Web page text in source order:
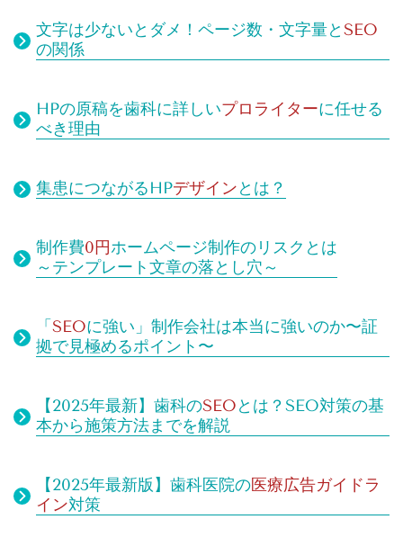
文字は少ないとダメ！ ページ数・文字量とSEO
の関係
HPの原稿を歯科に詳しいプロライターに任せる
べき理由
集患につながるHPデザインとは？
制作費0円ホームページ制作のリスクとは
～テンプレート文章の落とし穴～
「 SEOに強い」制作会社は本当に強いのか〜証
拠で見極めるポイント〜
【2025年最新】歯科のSEOとは？SEO対策の基
本から施策方法までを解説
【2025年最新版】歯科医院の医療広告ガイドラ
イン対策